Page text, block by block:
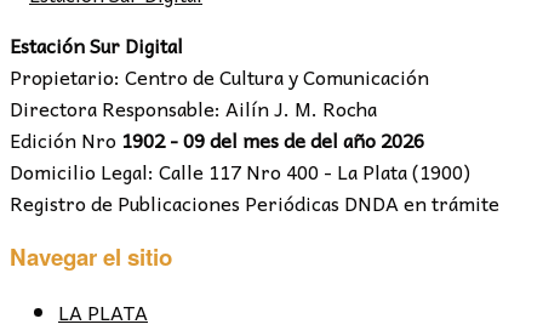
Estación Sur Digital
Propietario: Centro de Cultura y Comunicación
Directora Responsable: Ailín J. M. Rocha
Edición Nro 1902 - 09 del mes de del año 2026
Domicilio Legal: Calle 117 Nro 400 - La Plata (1900)
Registro de Publicaciones Periódicas DNDA en trámite
Navegar el sitio
LA PLATA